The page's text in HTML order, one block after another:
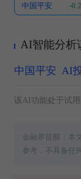
中国平安 -
AI智能分析
中国平安 AI
该AI功能处于试
金融界提醒：本
参考，不具备任